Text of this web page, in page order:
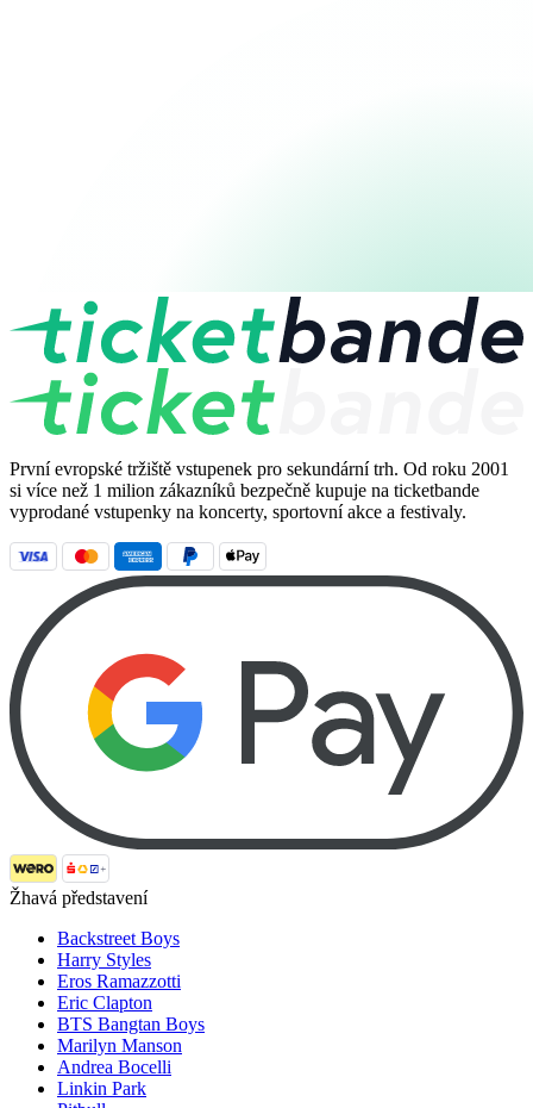
První evropské tržiště vstupenek pro sekundární trh. Od roku 2001
si více než 1 milion zákazníků bezpečně kupuje na ticketbande
vyprodané vstupenky na koncerty, sportovní akce a festivaly.
Žhavá představení
Backstreet Boys
Harry Styles
Eros Ramazzotti
Eric Clapton
BTS Bangtan Boys
Marilyn Manson
Andrea Bocelli
Linkin Park